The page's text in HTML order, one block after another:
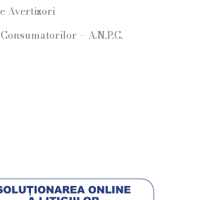
Avertizori
– A.N.P.C.